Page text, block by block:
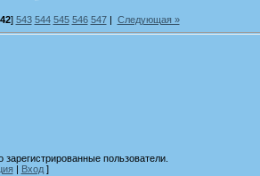
] 543 544 545 546 547| Следующая »
пользователи.
| Вход]